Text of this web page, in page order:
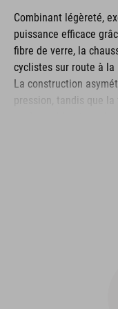
Combinant légèreté,
puissance efficace
fibre de verre, la
cyclistes sur route à la
La construction
pression, tandis que
remplaçable améliore
durée de vie plus